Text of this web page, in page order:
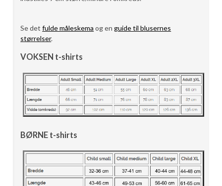
Se detfulde måleskema og enguide til blusernes
størrelser.
VOKSEN t-shirts
BØRNE t-shirts